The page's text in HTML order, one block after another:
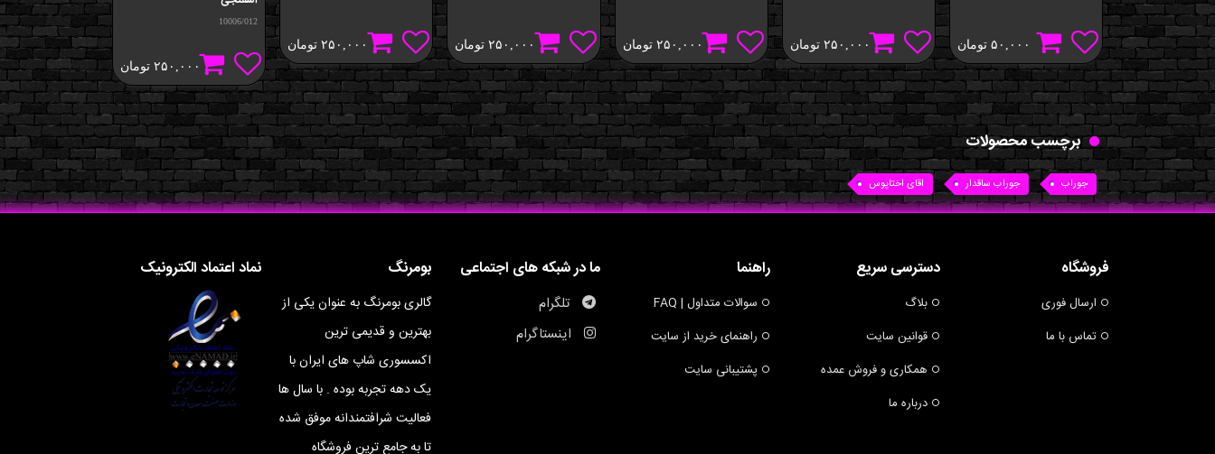
۵۰,۰۰۰ تومان ۲۵۰,۰۰۰ تومان ۲۵۰,۰۰۰ تومان ۲۵۰,۰۰۰ تومان ۲۵۰,۰۰۰ تومان
10006/012
۲۵۰,۰۰۰ تومان
برچسب محصولات
جوراب جوراب ساقدار اقای اختاپوس
نماد اعتماد الکترونیک بومرنگ
گالری بومرنگ به عنوان یکی از
بهترین و قدیمی ترین
اکسسوری شاپ های ایران با
یک دهه تجربه بوده . با سال ها
فعالیت شرافتمندانه موفق شده
تا به جامع ترین فروشگاه
ما در شبکه های اجتماعی
تلگرام
اینستاگرام
راهنما
سوالات متداول | FAQ
راهنمای خرید از سایت
پشتیبانی سایت
دسترسی سریع
بلاگ
قوانین سایت
همکاری و فروش عمده
درباره ما
فروشگاه
ارسال فوری
تماس با ما